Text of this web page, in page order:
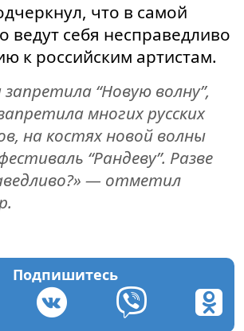
что в самой
ведут себя несправедливо
к российским артистам.
“Новую волну”,
многих русских
на костях новой волны
“Рандеву”. Разве
— отметил
Подпишитесь